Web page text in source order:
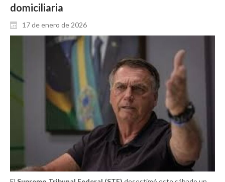
domiciliaria
17 de enero de 2026